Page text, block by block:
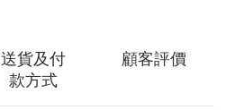
送貨及付
款方式
顧客評價